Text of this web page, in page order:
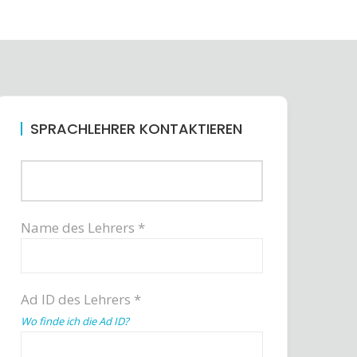
SPRACHLEHRER KONTAKTIEREN
Name des Lehrers *
Ad ID des Lehrers *
Wo finde ich die Ad ID?